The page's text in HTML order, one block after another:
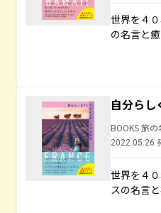
世界を４
の名言と
自分らし
BOOKS 旅
2022.05.26
世界を４
スの名言